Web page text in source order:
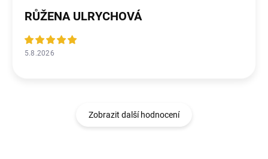
RŮŽENA ULRYCHOVÁ
5.8.2026
Zobrazit další hodnocení